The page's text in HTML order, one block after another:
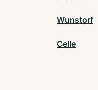
Wunstorf
Celle